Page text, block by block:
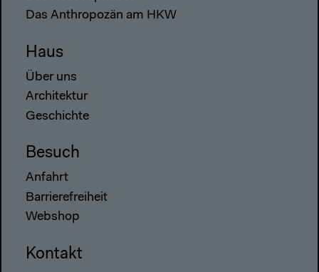
Das Anthropozän am HKW
Haus
Über uns
Architektur
Geschichte
Besuch
Anfahrt
Barrierefreiheit
Webshop
Kontakt